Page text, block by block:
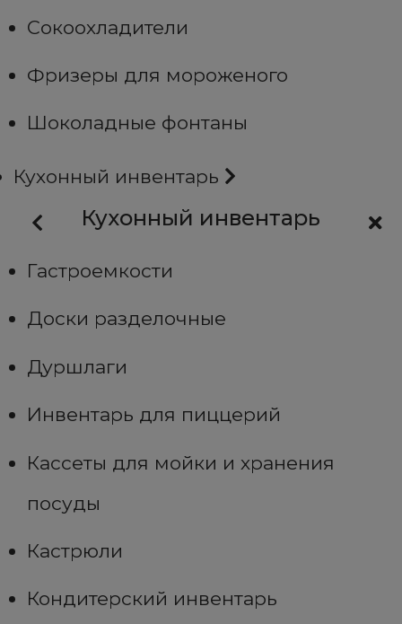
Сокоохладители
Фризеры для мороженого
Шоколадные фонтаны
Кухонный инвентарь
Кухонный инвентарь
Гастроемкости
Доски разделочные
Дуршлаги
Инвентарь для пиццерий
Кассеты для мойки и хранения
посуды
Кастрюли
Кондитерский инвентарь